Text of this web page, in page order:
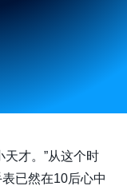
天才。”从这个时
已然在10后心中